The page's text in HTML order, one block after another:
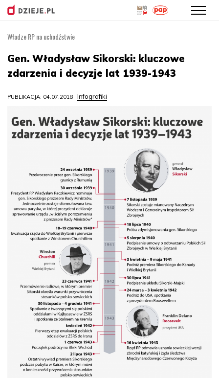
treści
Władze RP na uchodźstwie
Gen. Władysław Sikorski: kluczowe
zdarzenia i decyzje lat 1939-1943
PUBLIKACJA: 04.07.2018 Infografiki